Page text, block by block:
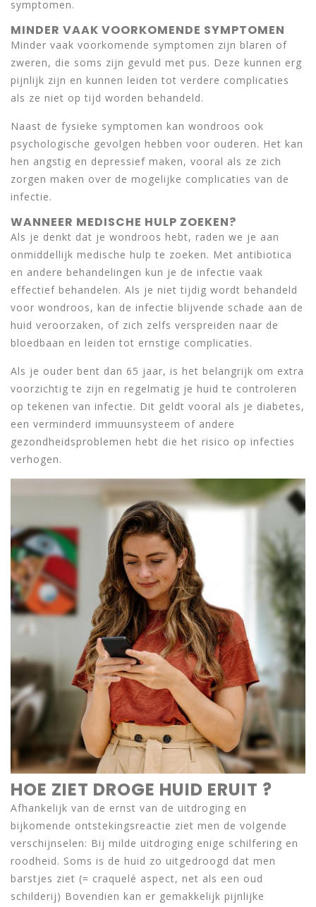
symptomen.
MINDER VAAK VOORKOMENDE SYMPTOMEN
Minder vaak voorkomende symptomen zijn blaren of
zweren, die soms zijn gevuld met pus. Deze kunnen erg
pijnlijk zijn en kunnen leiden tot verdere complicaties
als ze niet op tijd worden behandeld.
Naast de fysieke symptomen kan wondroos ook
psychologische gevolgen hebben voor ouderen. Het kan
hen angstig en depressief maken, vooral als ze zich
zorgen maken over de mogelijke complicaties van de
infectie.
WANNEER MEDISCHE HULP ZOEKEN?
Als je denkt dat je wondroos hebt, raden we je aan
onmiddellijk medische hulp te zoeken. Met antibiotica
en andere behandelingen kun je de infectie vaak
effectief behandelen. Als je niet tijdig wordt behandeld
voor wondroos, kan de infectie blijvende schade aan de
huid veroorzaken, of zich zelfs verspreiden naar de
bloedbaan en leiden tot ernstige complicaties.
Als je ouder bent dan 65 jaar, is het belangrijk om extra
voorzichtig te zijn en regelmatig je huid te controleren
op tekenen van infectie. Dit geldt vooral als je diabetes,
een verminderd immuunsysteem of andere
gezondheidsproblemen hebt die het risico op infecties
verhogen.
HOE ZIET DROGE HUID ERUIT ?
Afhankelijk van de ernst van de uitdroging en
bijkomende ontstekingsreactie ziet men de volgende
verschijnselen: Bij milde uitdroging enige schilfering en
roodheid. Soms is de huid zo uitgedroogd dat men
barstjes ziet (= craquelé aspect, net als een oud
schilderij) Bovendien kan er gemakkelijk pijnlijke